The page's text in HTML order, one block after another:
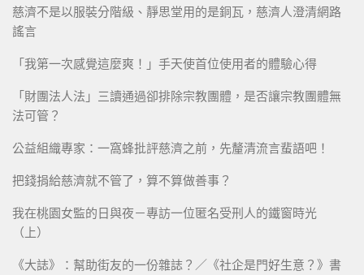
慈濟不是以服裝分階級、靜思堂用的是銅瓦，慈濟人澄清網路
謠言
「我第一次感覺這麼爽！」手天使首位使用者的體驗心得
「財團法人法」三讀通過卻排除宗教團體，是否讓宗教團體無
法可管？
公益組織專家：一窩蜂批評慈濟之前，先釐清流言蜚語吧！
把錢捐給慈濟就不管了，算不算做善事？
我在桃園女監的日與夜－專訪一位匿名受刑人的鐵窗時光
（上）
《大誌》：幫助街友的一份雜誌？／《社企是門好生意？》書